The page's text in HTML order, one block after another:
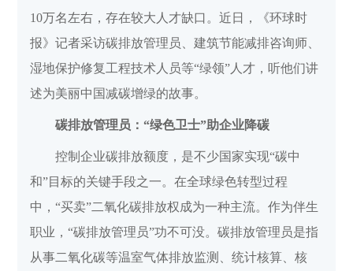
10万名左右，存在较大人才缺口。近日，《环球时
报》记者采访碳排放管理员、建筑节能减排咨询师、
湿地保护修复工程技术人员等“绿领”人才，听他们讲
述为美丽中国减碳增绿的故事。
碳排放管理员：“绿色卫士”助企业降碳
控制企业碳排放额度，是不少国家实现“碳中
和”目标的关键手段之一。在全球绿色转型过程
中，“买卖”二氧化碳排放权成为一种主流。作为伴生
职业，“碳排放管理员”功不可没。碳排放管理员是指
从事二氧化碳等温室气体排放监测、统计核算、核